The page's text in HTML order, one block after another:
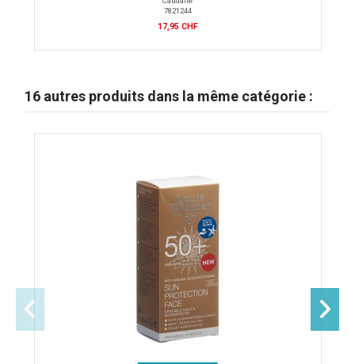
7821244
17,95 CHF
16 autres produits dans la même catégorie :